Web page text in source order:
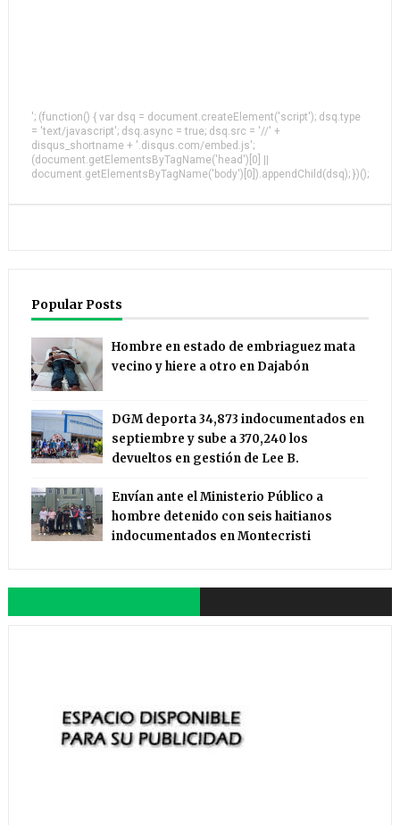
'; (function() { var dsq = document.createElement('script'); dsq.type
= 'text/javascript'; dsq.async = true; dsq.src = '//' +
disqus_shortname + '.disqus.com/embed.js';
(document.getElementsByTagName('head')[0] ||
document.getElementsByTagName('body')[0]).appendChild(dsq); })();
Popular Posts
Hombre en estado de embriaguez mata
vecino y hiere a otro en Dajabón
DGM deporta 34,873 indocumentados en
septiembre y sube a 370,240 los
devueltos en gestión de Lee B.
Envían ante el Ministerio Público a
hombre detenido con seis haitianos
indocumentados en Montecristi